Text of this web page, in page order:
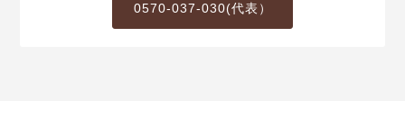
0570-037-030(代表）